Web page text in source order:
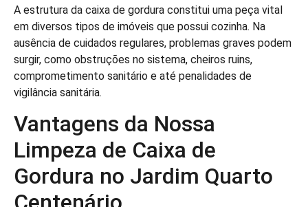
A estrutura da caixa de gordura constitui uma peça vital
em diversos tipos de imóveis que possui cozinha. Na
ausência de cuidados regulares, problemas graves podem
surgir, como obstruções no sistema, cheiros ruins,
comprometimento sanitário e até penalidades de
vigilância sanitária.
Vantagens da Nossa
Limpeza de Caixa de
Gordura no Jardim Quarto